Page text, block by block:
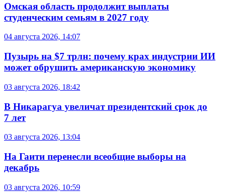
Омская область продолжит выплаты
студенческим семьям в 2027 году
04 августа 2026, 14:07
Пузырь на $7 трлн: почему крах индустрии ИИ
может обрушить американскую экономику
03 августа 2026, 18:42
В Никарагуа увеличат президентский срок до
7 лет
03 августа 2026, 13:04
На Гаити перенесли всеобщие выборы на
декабрь
03 августа 2026, 10:59